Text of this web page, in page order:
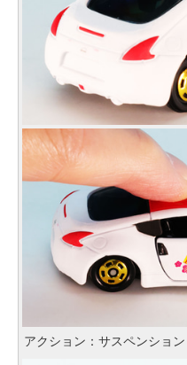
アクション：サスペンション